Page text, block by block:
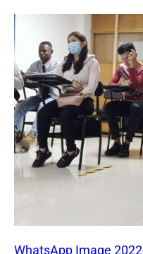
WhatsApp Image